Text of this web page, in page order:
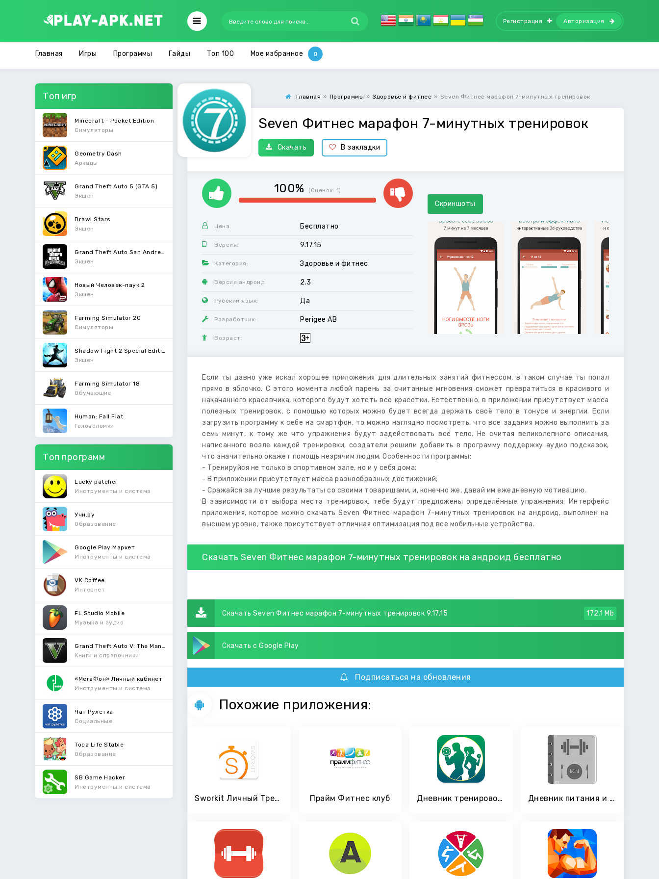
Регистрация Авторизация
Главная Игры Программы Гайды Топ 100 Мое избранное
Топ игр
Minecraft - Pocket Edition
Симуляторы
Geometry Dash
Аркады
Grand Theft Auto 5 (GTA 5)
Экшен
Brawl Stars
Экшен
Экшен
Новый Человек-паук 2
Экшен
Farming Simulator 20
Симуляторы
Экшен
Farming Simulator 18
Обучающие
Human: Fall Flat
Головоломки
Топ программ
Lucky patcher
Инструменты и система
Учи.ру
Образование
Google Play Маркет
Инструменты и система
VK Coffee
Интернет
FL Studio Mobile
Музыка и аудио
Книги и справочники
«МегаФон» Личный кабинет
Инструменты и система
Чат Рулетка
Социальные
Toca Life Stable
Образование
SB Game Hacker
Инструменты и система
Главная » Программы » Здоровье и фитнес » Seven Фитнес марафон 7-минутных тренировок
Seven Фитнес марафон 7-минутных тренировок
Скачать В закладки
100% (Оценок: 1)
Цена: Бесплатно
Версия: 9.17.15
Категория: Здоровье и фитнес
Версия андроид: 2.3
Русский язык: Да
Разработчик: Perigee AB
Возраст:
Скриншоты
Если ты давно уже искал хорошее приложения для длительных занятий фитнессом, в таком случае ты попал
прямо в яблочко. С этого момента любой парень за считанные мгновения сможет превратиться в красивого и
накачанного красавчика, которого будут хотеть все красотки. Естественно, в приложении присутствует масса
полезных тренировок, с помощью которых можно будет всегда держать своё тело в тонусе и энергии. Если
загрузить программу к себе на смартфон, то можно наглядно посмотреть, что все задания можно выполнить за
семь минут, к тому же что упражнения будут задействовать всё тело. Не считая великолепного описания,
написанного возле каждой тренировки, создатели решили добавить в программу поддержку аудио подсказок,
что значительно окажет помощь незрячим людям. Особенности программы:
- Тренируйся не только в спортивном зале, но и у себя дома;
- В приложении присутствует масса разнообразных достижений;
- Сражайся за лучшие результаты со своими товарищами, и, конечно же, давай им ежедневную мотивацию.
В зависимости от выбора места тренировок, тебе будут предложены определённые упражнения. Интерфейс
приложения, которое можно скачать Seven Фитнес марафон 7-минутных тренировок на андроид, выполнен на
высшем уровне, также присутствует отличная оптимизация под все мобильные устройства.
Скачать Seven Фитнес марафон 7-минутных тренировок на андроид бесплатно
Скачать Seven Фитнес марафон 7-минутных тренировок 9.17.15 172.1 Mb
Скачать с Google Play
Подписаться на обновления
Похожие приложения:
Sworkit Личный Тренер Прайм Фитнес клуб Дневник тренировок GymBoom Дневник питания и журнал тренировок